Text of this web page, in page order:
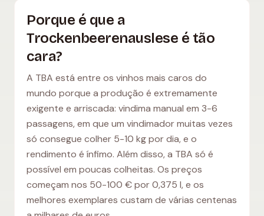
Porque é que a
Trockenbeerenauslese é tão
cara?
A TBA está entre os vinhos mais caros do
mundo porque a produção é extremamente
exigente e arriscada: vindima manual em 3-6
passagens, em que um vindimador muitas vezes
só consegue colher 5-10 kg por dia, e o
rendimento é ínfimo. Além disso, a TBA só é
possível em poucas colheitas. Os preços
começam nos 50-100 € por 0,375 l, e os
melhores exemplares custam de várias centenas